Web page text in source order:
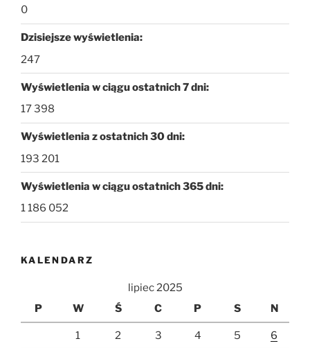
0
Dzisiejsze wyświetlenia:
247
Wyświetlenia w ciągu ostatnich 7 dni:
17 398
Wyświetlenia z ostatnich 30 dni:
193 201
Wyświetlenia w ciągu ostatnich 365 dni:
1 186 052
KALENDARZ
lipiec 2025
P
W Ś C P S N
1 2 3 4 5 6